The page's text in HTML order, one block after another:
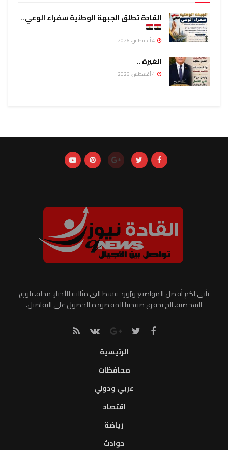
القادة تطلق الجبهة الوطنية سفراء الوعي..
الغيرة ..
نأتي لكم أفضل المواضيع و]ورد قسط التي مثالية للأخبار، مجلة، بلوق
الشخصية، الخ تحقق صفحتنا المقصودة للحصول على التفاصيل.
الرئيسية
محافظات
عربي ودولي
اقتصاد
رياضة
حوادث